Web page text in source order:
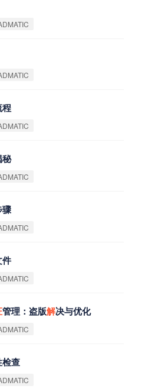
程
秘
骤
件
管理：盗版解决与优化
查